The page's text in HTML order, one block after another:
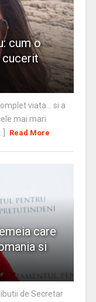
cum o
cucerit
viata… si a
mai mari
Read More
care
si
de Secretar